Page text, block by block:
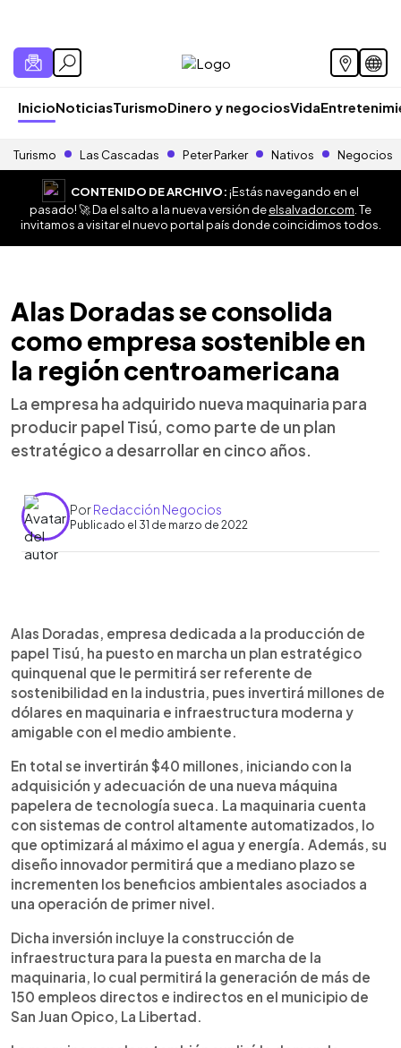
InicioNoticiasTurismoDinero y negociosVida
Turismo Las Cascadas Peter Parker Nativos Negocios
CONTENIDO DE ARCHIVO:¡Estás navegando en el
pasado! 🚀 Da el salto a la nueva versión deelsalvador.com . Te
invitamos a visitar el nuevo portal país donde coincidimos todos.
Alas Doradas se consolida
como empresa sostenible en
la región centroamericana
La empresa ha adquirido nueva maquinaria para
producir papel Tisú, como parte de un plan
estratégico a desarrollar en cinco años.
PorRedacción Negocios
Publicado el 31 de marzo de 2022
Escuchar artículo
Alas Doradas, empresa dedicada a la producción de
papel Tisú, ha puesto en marcha un plan estratégico
quinquenal que le permitirá ser referente de
sostenibilidad en la industria, pues invertirá millones de
dólares en maquinaria e infraestructura moderna y
amigable con el medio ambiente.
En total se invertirán $40 millones, iniciando con la
adquisición y adecuación de una nueva máquina
papelera de tecnología sueca. La maquinaria cuenta
con sistemas de control altamente automatizados, lo
que optimizará al máximo el agua y energía. Además, su
diseño innovador permitirá que a mediano plazo se
incrementen los beneficios ambientales asociados a
una operación de primer nivel.
Dicha inversión incluye la construcción de
infraestructura para la puesta en marcha de la
maquinaria, lo cual permitirá la generación de más de
150 empleos directos e indirectos en el municipio de
San Juan Opico, La Libertad.